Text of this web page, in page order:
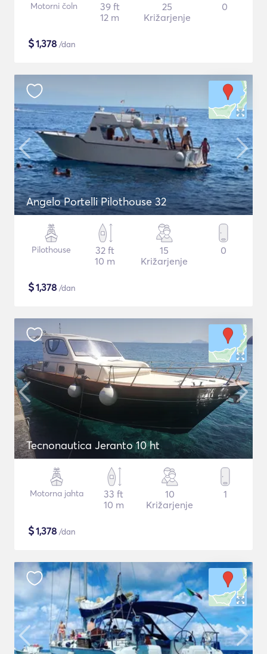
Motorni čoln
39 ft
12 m
25
Križarjenje
0
$1,378 /dan
Angelo Portelli Pilothouse 32
Pilothouse
32 ft
10 m
15
Križarjenje
0
$1,378 /dan
Tecnonautica Jeranto 10 ht
Motorna jahta
33 ft
10 m
10
Križarjenje
1
$1,378 /dan